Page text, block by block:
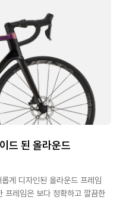
드 된 올라운드
게 디자인된 올라운드 프레임
프레임은 보다 정확하고 깔끔한